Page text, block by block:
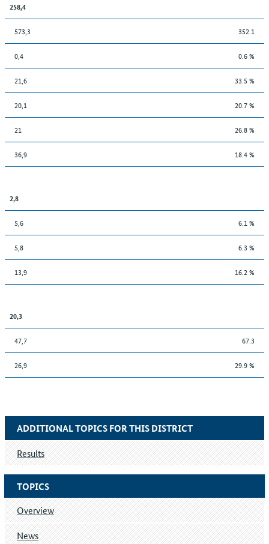
258,4
573,3 352.1
0,4 0.6 %
21,6 33.5 %
20,1 20.7 %
21 26.8 %
36,9 18.4 %
2,8
5,6 6.1 %
5,8 6.3 %
13,9 16.2 %
20,3
47,7 67.3
26,9 29.9 %
TOPICS
Overview
News
ADDITIONAL TOPICS FOR THIS DISTRICT
Results